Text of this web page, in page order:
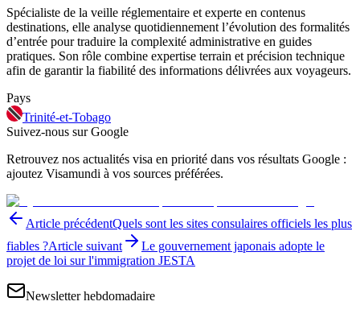
Spécialiste de la veille réglementaire et experte en contenus
destinations, elle analyse quotidiennement l’évolution des formalités
d’entrée pour traduire la complexité administrative en guides
pratiques. Son rôle combine expertise terrain et précision technique
afin de garantir la fiabilité des informations délivrées aux voyageurs.
Pays
Trinité-et-Tobago
Suivez-nous sur Google
Retrouvez nos actualités visa en priorité dans vos résultats Google :
ajoutez Visamundi à vos sources préférées.
Article précédentQuels sont les sites consulaires officiels les plus
fiables ?Article suivant
Le gouvernement japonais adopte le
projet de loi sur l'immigration JESTA
Newsletter hebdomadaire